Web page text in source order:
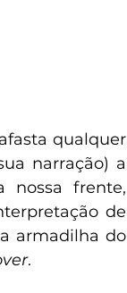
qualquer
narração) a
nossa frente,
de
armadilha do
.